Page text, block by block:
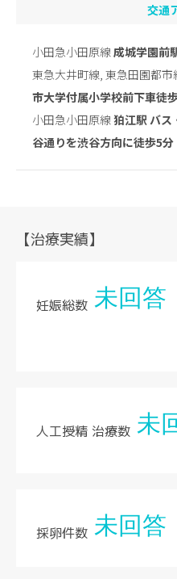
交通
小田急小田原線成城学園前
東急大井町線, 東急田園都市
市大学付属小学校前下車徒
小田急小田原線狛江駅 バス
谷通りを渋谷方向に徒歩5分
【治療実績】
妊娠総数 未回答
人工授精 治療数 未
採卵件数 未回答